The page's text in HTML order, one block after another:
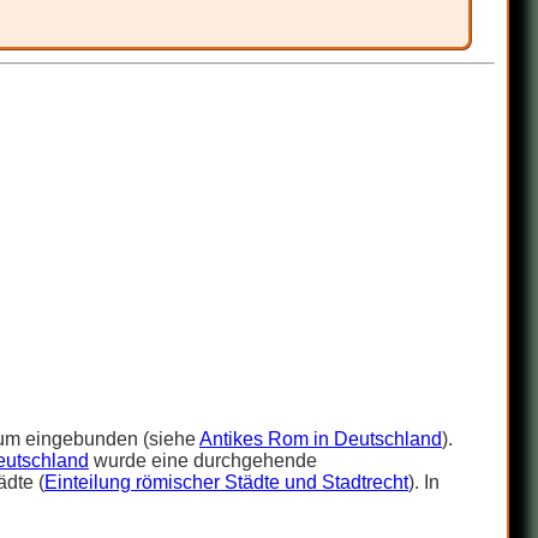
eingebunden (sieheAntikes Rom in Deutschland).
wurde eine durchgehende
(Einteilung römischer Städte und Stadtrecht). In